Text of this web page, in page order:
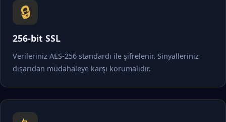
🔒
256-bit SSL
Verileriniz AES-256 standardı ile şifrelenir. Sinyalleriniz
dışarıdan müdahaleye karşı korumalıdır.